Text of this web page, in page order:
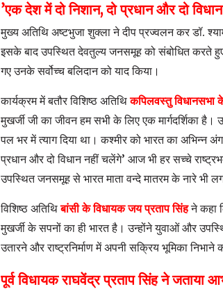
​’एक देश में दो निशान, दो प्रधान और दो
​मुख्य अतिथि अष्टभुजा शुक्ला ने दीप प्रज्वलन कर डॉ.
इसके बाद उपस्थित देवतुल्य जनसमूह को संबोधित करते
गए उनके सर्वोच्च बलिदान को याद किया।
कार्यक्रम में बतौर विशिष्ठ अतिथिकपिलवस्तु विधानसभा
मुखर्जी जी का जीवन हम सभी के लिए एक मार्गदर्शिका
पल भर में त्याग दिया था। कश्मीर को भारत का अभिन्न
प्रधान और दो विधान नहीं चलेंगे’ आज भी हर सच्चे
उपस्थित जनसमूह से भारत माता वन्दे मातरम के नारे भी
विशिष्ठ अतिथिबांसी के विधायक जय प्रताप सिंह ने कहा
मुखर्जी के सपनों का ही भारत है। उन्होंने युवाओं और
उतारने और राष्ट्रनिर्माण में अपनी सक्रिय भूमिका निभाने
पूर्व विधायक राघवेंद्र प्रताप सिंह ने जताया